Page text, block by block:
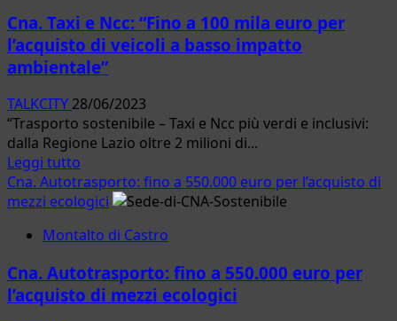
Sostenibile:
lanciato
il
volontario
del
Sistema
RIENTRI
Cna. Taxi e Ncc: “Fino a 100 mila euro per
l’acquisto di veicoli a basso impatto
ambientale”
TALKCITY 28/06/2023
“Trasporto sostenibile – Taxi e Ncc più verdi e inclusivi:
dalla Regione Lazio oltre 2 milioni di...
Leggi tutto
di
più
Cna.
e
Ncc:
Cna. Autotrasporto: fino a 550.000 euro per l’acquisto di
mezzi ecologici
Montalto di Castro
Cna. Autotrasporto: fino a 550.000 euro per
l’acquisto di mezzi ecologici